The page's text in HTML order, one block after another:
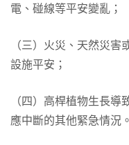
電、碰線等平安變亂；
（三）火災、天然災
設施平安；
（四）高桿植物生長
應中斷的其他緊急情況。